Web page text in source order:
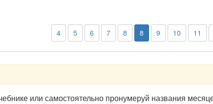
4 5 6 7 8 8 9 10 11
или самостоятельно пронумеруй названия